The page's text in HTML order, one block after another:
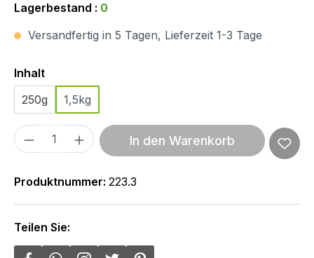
Lagerbestand : 0
Versandfertig in 5 Tagen, Lieferzeit 1-3 Tage
InhaltAuswählen
250g
1,5kg
Produkt Anzahl: Gib den gewünschten
In den Warenkorb
Produktnummer: 223.3
Teilen Sie: